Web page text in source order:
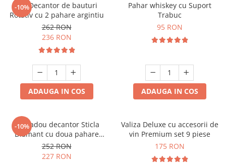
-10%
Set Decantor de bauturi
Rotativ cu 2 pahare argintiu
262 RON
236 RON
ADAUGA IN COS
Pahar whiskey cu Suport
Trabuc
95 RON
ADAUGA IN COS
-10%
Set cadou decantor Sticla
Diamant cu doua pahare
Deluxe
252 RON
227 RON
Valiza Deluxe cu accesorii de
vin Premium set 9 piese
175 RON